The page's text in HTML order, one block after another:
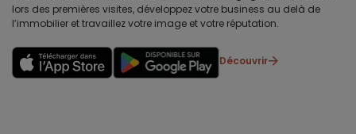
lors des premières visites, développez votre business au delà de
l’immobilier et travaillez votre image et votre réputation.
Découvrir